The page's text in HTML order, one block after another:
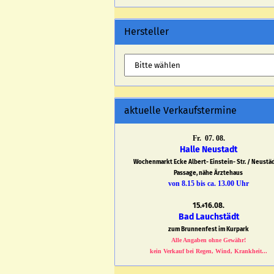
Hersteller
aktuelle Verkaufstermine
Fr. 07. 08.
Halle Neustadt
Wochenmarkt Ecke Albert- Einstein- Str. /
Passage, nähe Ärztehaus
von 8.15 bis ca. 13.00 Uhr
15.+16.08.
Bad Lauchstädt
zum Brunnenfest im Kurpark
Alle Angaben ohne Gewähr!
kein Verkauf bei Regen, Wind, Krankheit...